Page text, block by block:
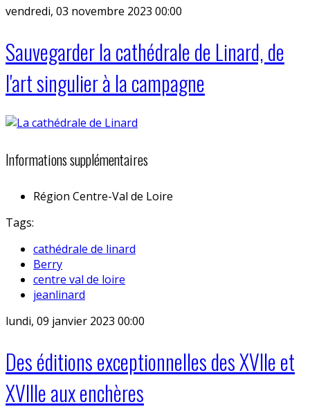
vendredi, 03 novembre 2023 00:00
Sauvegarder la cathédrale de Linard, de
l'art singulier à la campagne
Informations supplémentaires
Région Centre-Val de Loire
Tags:
cathédrale de linard
Berry
centre val de loire
jeanlinard
lundi, 09 janvier 2023 00:00
Des éditions exceptionnelles des XVIIe et
XVIIIe aux enchères